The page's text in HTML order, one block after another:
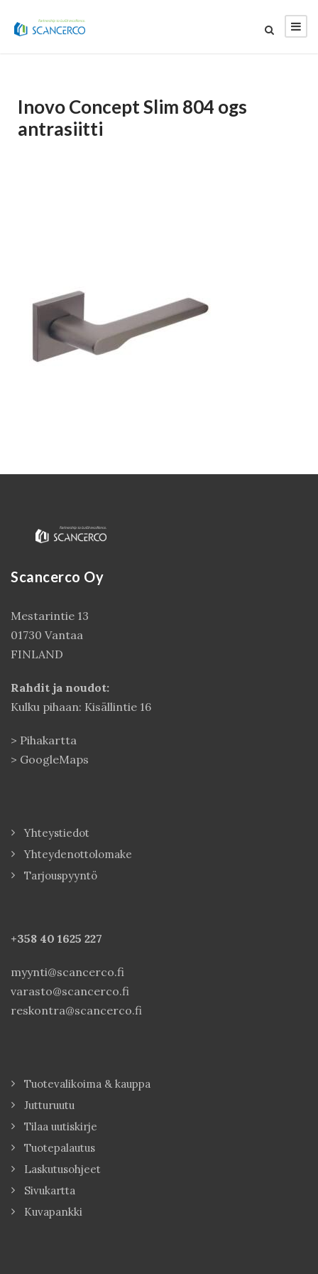
Inovo Concept Slim 804 ogs
antrasiitti
Scancerco Oy
Mestarintie 13
01730 Vantaa
FINLAND
Rahdit ja noudot:
Kulku pihaan: Kisällintie 16
> Pihakartta
> GoogleMaps
Yhteystiedot
Yhteydenottolomake
Tarjouspyyntö
+358 40 1625 227
myynti@scancerco.fi
varasto@scancerco.fi
reskontra@scancerco.fi
Tuotevalikoima & kauppa
Jutturuutu
Tilaa uutiskirje
Tuotepalautus
Laskutusohjeet
Sivukartta
Kuvapankki